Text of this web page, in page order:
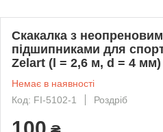
Скакалка з
підшипниками для
Zelart (l = 2,6 м, d = 4 мм)
Немає в наявності
Код: FI-5102-1
Роздріб